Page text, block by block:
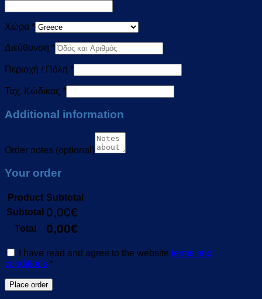
Χώρα *
Διεύθυνση *
Περιοχή / Πόλη *
Ταχ. Κώδικας *
Additional information
Order notes (optional)
Your order
Product Subtotal
Subtotal 0,00€
Total 0,00€
I have read and agree to the website terms and
conditions *
Place order